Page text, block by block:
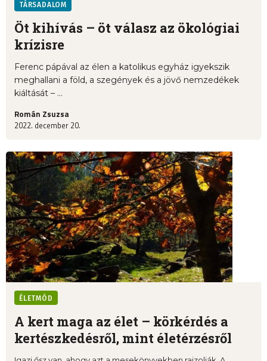
TÁRSADALOM
Öt kihívás – öt válasz az ökológiai
krízisre
Ferenc pápával az élen a katolikus egyház igyekszik
meghallani a föld, a szegények és a jövő nemzedékek
kiáltását – ...
Román Zsuzsa
2022. december 20.
ÉLETMÓD
A kert maga az élet – körkérdés a
kertészkedésről, mint életérzésről